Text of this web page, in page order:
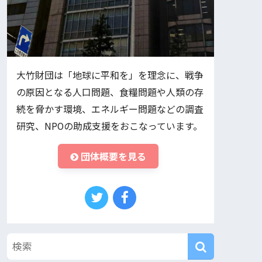
大竹財団は「地球に平和を」を理念に、戦争
の原因となる人口問題、食糧問題や人類の存
続を脅かす環境、エネルギー問題などの調査
研究、NPOの助成支援をおこなっています。
団体概要を見る